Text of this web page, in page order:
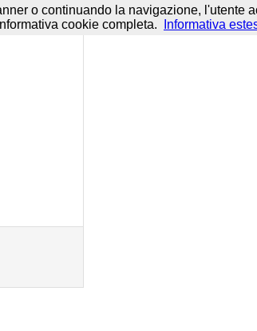
o continuando la navigazione, l'utente
cookie completa.
Informativa